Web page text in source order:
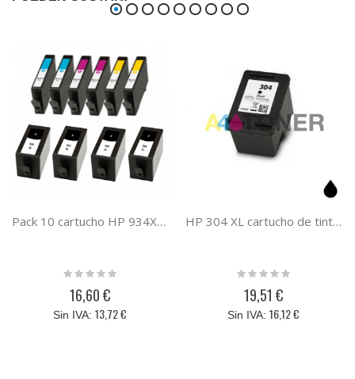
Pack 10 cartucho HP 934XL HP 935XL cartucho de tinta compatible a HP X4E14AE
Rating:
16,60 €
13,72 €
HP 304 XL cartucho de tinta negro compatible
Rating:
19,51 €
16,12 €